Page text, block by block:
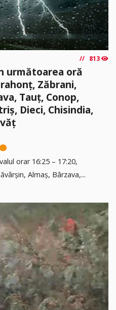
813
următoarea oră
Zăbrani,
Tauț, Conop,
Dieci, Chisindia,
orar 16:25 – 17:20,
Almaș, Bârzava,...